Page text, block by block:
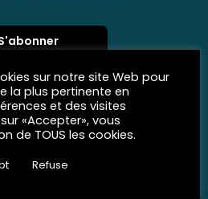
sur notre site Web pour
la plus pertinente en
et des visites
«Accepter», vous
de TOUS les cookies.
Refuse